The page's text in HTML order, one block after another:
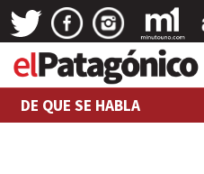
DE QUE SE HABLA